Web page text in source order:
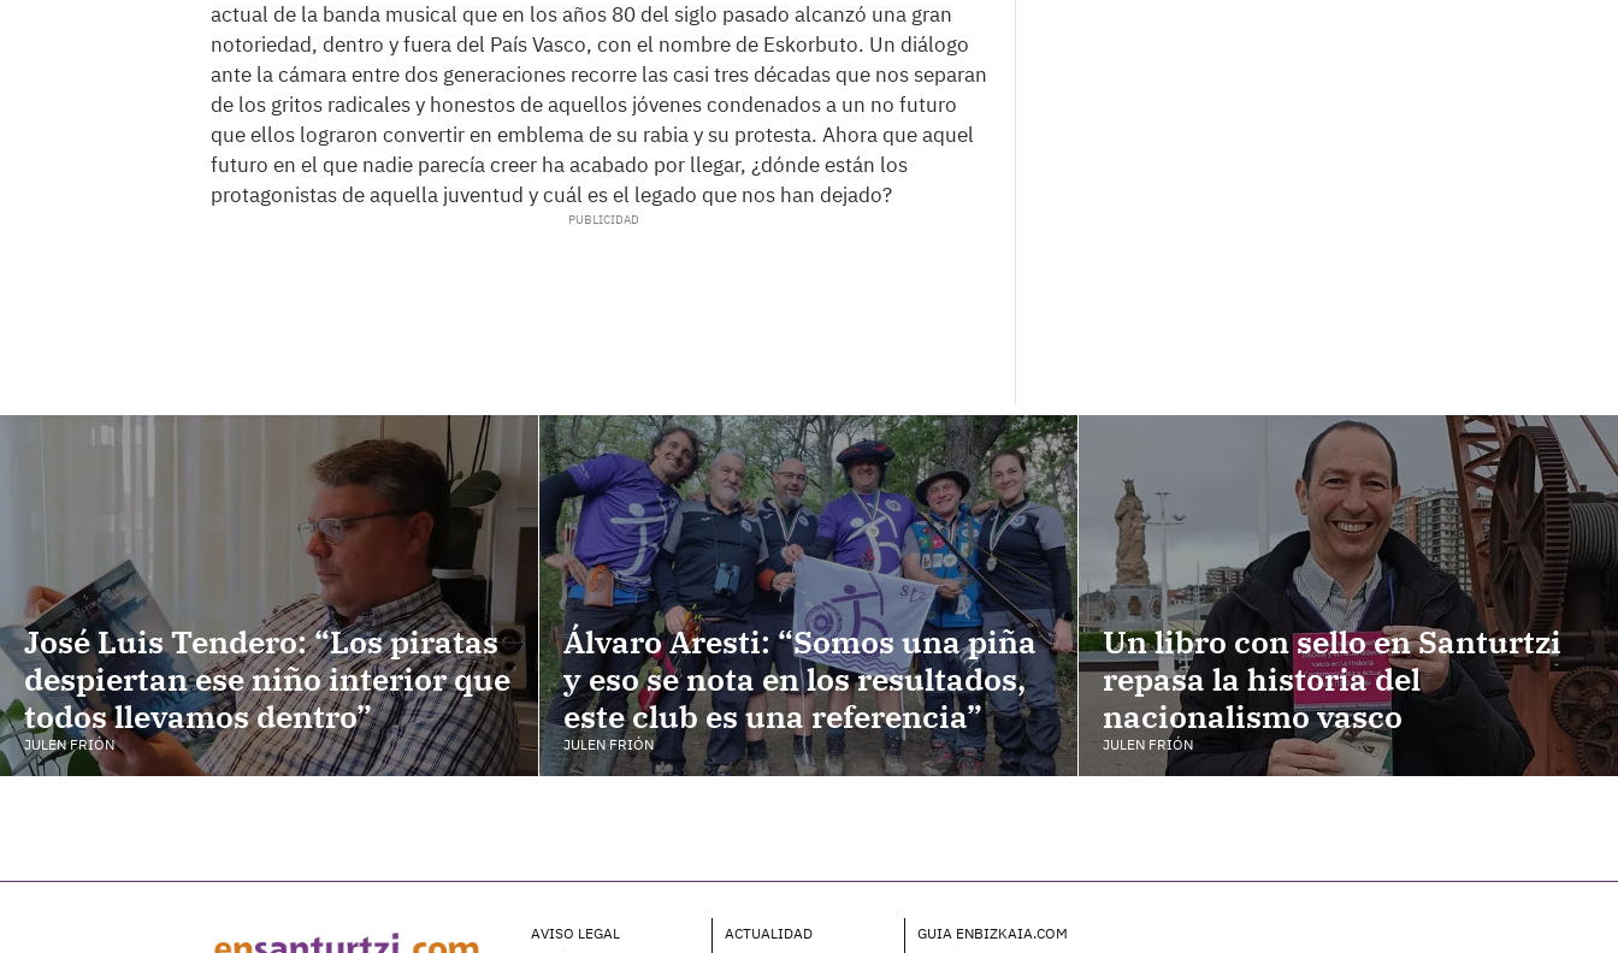
actual de la banda musical que en los años 80 del siglo pasado alcanzó una gran
notoriedad, dentro y fuera del País Vasco, con el nombre de Eskorbuto. Un diálogo
ante la cámara entre dos generaciones recorre las casi tres décadas que nos separan
de los gritos radicales y honestos de aquellos jóvenes condenados a un no futuro
que ellos lograron convertir en emblema de su rabia y su protesta. Ahora que aquel
futuro en el que nadie parecía creer ha acabado por llegar, ¿dónde están los
protagonistas de aquella juventud y cuál es el legado que nos han dejado?
José Luis Tendero: “Los piratas
despiertan ese niño interior que
todos llevamos dentro”
JULEN FRIÓN
Álvaro Aresti: “Somos una piña
y eso se nota en los resultados,
este club es una referencia”
JULEN FRIÓN
Un libro con sello en Santurtzi
repasa la historia del
nacionalismo vasco
JULEN FRIÓN
AVISO LEGAL
ACTUALIDAD
GUIA ENBIZKAIA.COM